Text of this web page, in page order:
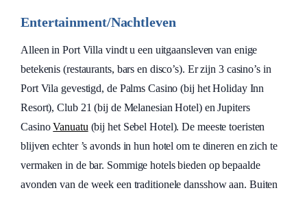
Entertainment/Nachtleven
Alleen in Port Villa vindt u een uitgaansleven van enige
betekenis (restaurants, bars en disco’s). Er zijn 3 casino’s in
Port Vila gevestigd, de Palms Casino (bij het Holiday Inn
Resort), Club 21 (bij de Melanesian Hotel) en Jupiters
CasinoVanuatu (bij het Sebel Hotel). De meeste toeristen
blijven echter ’s avonds in hun hotel om te dineren en zich te
vermaken in de bar. Sommige hotels bieden op bepaalde
avonden van de week een traditionele dansshow aan. Buiten